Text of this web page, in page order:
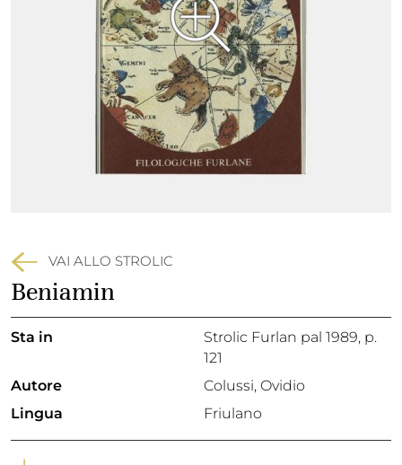
VAI ALLO STROLIC
Beniamin
Sta in Strolic Furlan pal 1989, p.
121
Autore
Colussi, Ovidio
Lingua
Friulano